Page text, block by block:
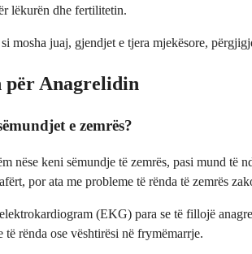
lëkurën dhe fertilitetin.
mosha juaj, gjendjet e tjera mjekësore,
për Anagrelidin
e zemrës?
nëse keni sëmundje të zemrës, pasi mund të
por ata me probleme të rënda të zemrës
(EKG) para se të fillojë
rënda ose vështirësi në frymëmarrje.